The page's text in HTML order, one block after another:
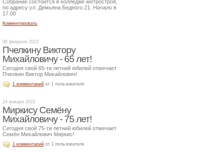
Собрание состоится в колледже метростроя,
по адресу ул. Демьяна Бедного 21. Начало в
17.00
Комментировать
08 февраля 2022
Пчелкину Виктору
Михайловичу - 65 лет!
Сегодня свой 65-ти летний юбилей отмечает
Пчелкин Виктор Михайлович!
1 комментарий от 1 пользователя
24 января 2022
Миркису Семёну
Михайловичу - 75 лет!
Сегодня свой 75-ти летний юбилей отмечает
Семён Михайлович Миркис!
1 комментарий от 1 пользователя